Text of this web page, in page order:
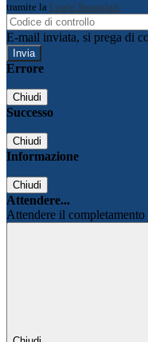
tramite la Login Spaggiari
E-mail inviata, si prega di
Errore
Chiudi
Successo
Chiudi
Informazione
Chiudi
Attendere...
Attendere il